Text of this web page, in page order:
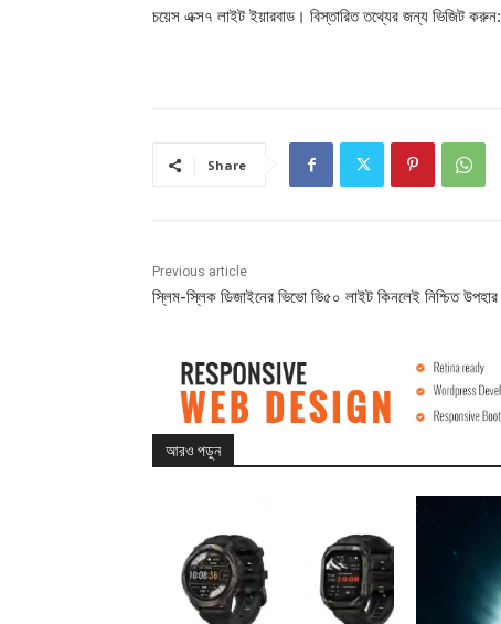
চয়েস এক্স৭ লাইট ইয়ারবাড। বিস্তারিত তথ্যের জন্য ভিজিট করুন:
Share
Previous article
স্লিম-স্লিক ডিজাইনের ভিভো ভি৫০ লাইট কিনলেই নিশ্চিত উপহার
আরও পড়ুন